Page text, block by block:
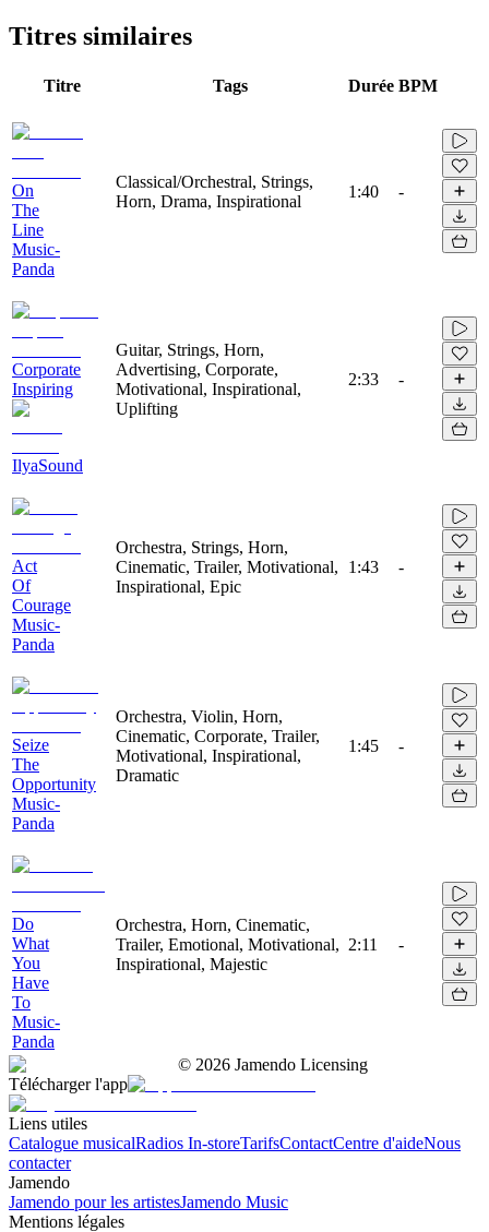
Titres similaires
Titre Tags Durée BPM
On
The
Line
Music-
Panda
Classical/Orchestral, Strings,
Horn, Drama, Inspirational
1:40 -
Corporate
Inspiring
IlyaSound
Guitar, Strings, Horn,
Advertising, Corporate,
Motivational, Inspirational,
Uplifting
2:33 -
Act
Of
Courage
Music-
Panda
Orchestra, Strings, Horn,
Cinematic, Trailer, Motivational,
Inspirational, Epic
1:43 -
Seize
The
Opportunity
Music-
Panda
Orchestra, Violin, Horn,
Cinematic, Corporate, Trailer,
Motivational, Inspirational,
Dramatic
1:45 -
Do
What
You
Have
To
Music-
Panda
Orchestra, Horn, Cinematic,
Trailer, Emotional, Motivational,
Inspirational, Majestic
2:11 -
© 2026 Jamendo Licensing
Télécharger l'app
Liens utiles
Catalogue musicalRadios In-storeTarifsContactCentre d'aideNous
contacter
Jamendo
Jamendo pour les artistesJamendo Music
Mentions légales